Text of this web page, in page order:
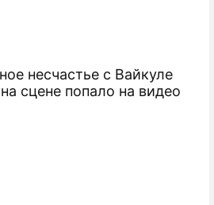
несчастье с Вайкуле
сцене попало на видео
газом Италию
о будущем РЕПКИ